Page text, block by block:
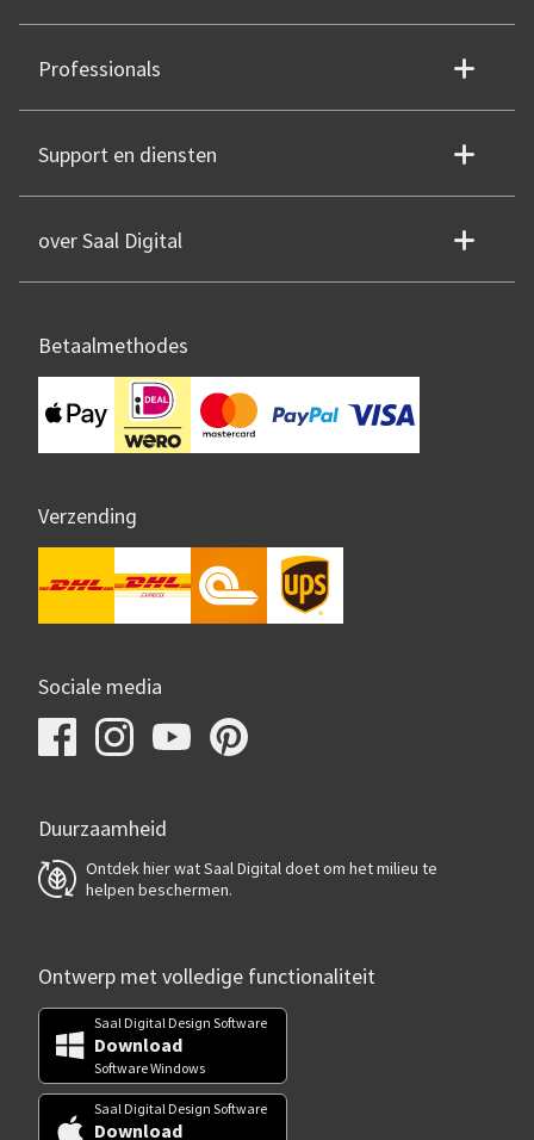
Professionals
Support en diensten
over Saal Digital
Betaalmethodes
Verzending
Sociale media
Duurzaamheid
Ontdek hier wat Saal Digital doet om het milieu te
helpen beschermen.
Ontwerp met volledige functionaliteit
Saal Digital Design Software
Download
Software Windows
Saal Digital Design Software
Download